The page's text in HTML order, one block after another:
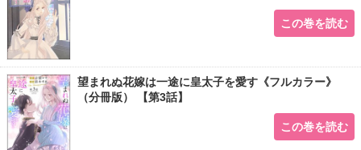
この巻を読む
望まれぬ花嫁は一途に皇太子を愛す《フルカラー》
（分冊版） 【第3話】
この巻を読む